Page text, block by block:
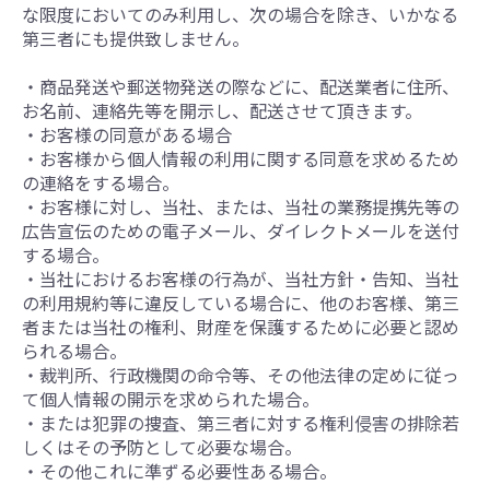
な限度においてのみ利用し、次の場合を除き、いかなる
第三者にも提供致しません。
・商品発送や郵送物発送の際などに、配送業者に住所、
お名前、連絡先等を開示し、配送させて頂きます。
・お客様の同意がある場合
・お客様から個人情報の利用に関する同意を求めるため
の連絡をする場合。
・お客様に対し、当社、または、当社の業務提携先等の
広告宣伝のための電子メール、ダイレクトメールを送付
する場合。
・当社におけるお客様の行為が、当社方針・告知、当社
の利用規約等に違反している場合に、他のお客様、第三
者または当社の権利、財産を保護するために必要と認め
られる場合。
・裁判所、行政機関の命令等、その他法律の定めに従っ
て個人情報の開示を求められた場合。
・または犯罪の捜査、第三者に対する権利侵害の排除若
しくはその予防として必要な場合。
・その他これに準ずる必要性ある場合。